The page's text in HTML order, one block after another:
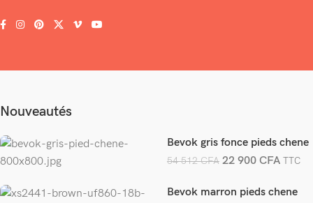
Nouveautés
Bevok gris fonce pieds chene
54 512CFA 22 900 CFA TTC
Bevok marron pieds chene